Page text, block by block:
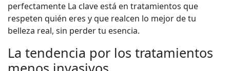
perfectamente La clave está en tratamientos que
respeten quién eres y que realcen lo mejor de tu
belleza real, sin perder tu esencia.
La tendencia por los tratamientos